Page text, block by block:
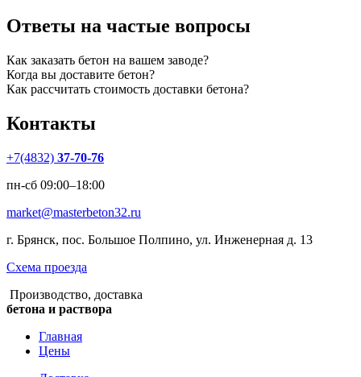
Ответы на частые вопросы
Как заказать бетон на вашем заводе?
Когда вы доставите бетон?
Как рассчитать стоимость доставки бетона?
Контакты
+7(4832) 37-70-76
пн-сб 09:00–18:00
market@masterbeton32.ru
г. Брянск, пос. Большое Полпино, ул. Инженерная д. 13
Схема проезда
Производство, доставка
бетона и раствора
Главная
Цены